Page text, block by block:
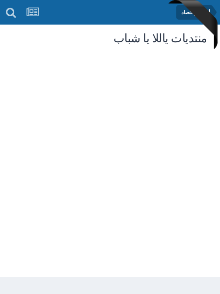
أخبار الإقتصاد
منتديات ياللا يا شباب